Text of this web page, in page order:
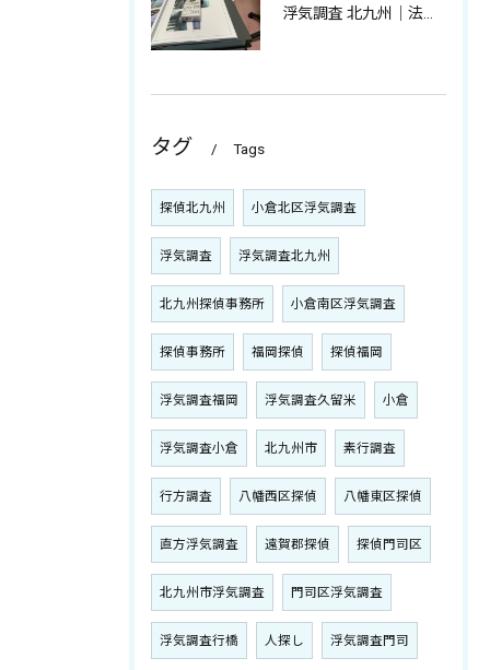
タグ Tags
探偵北九州 小倉北区浮気調査
浮気調査 浮気調査北九州
北九州探偵事務所 小倉南区浮気調査
探偵事務所 福岡探偵 探偵福岡
浮気調査福岡 浮気調査久留米 小倉
浮気調査小倉 北九州市 素行調査
行方調査 八幡西区探偵 八幡東区探偵
直方浮気調査 遠賀郡探偵 探偵門司区
北九州市浮気調査 門司区浮気調査
浮気調査行橋 人探し 浮気調査門司